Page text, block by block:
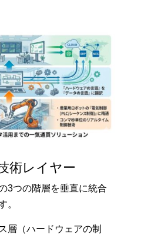
術レイヤー
3つの階層を垂直に統合
。
層（ハードウェアの制